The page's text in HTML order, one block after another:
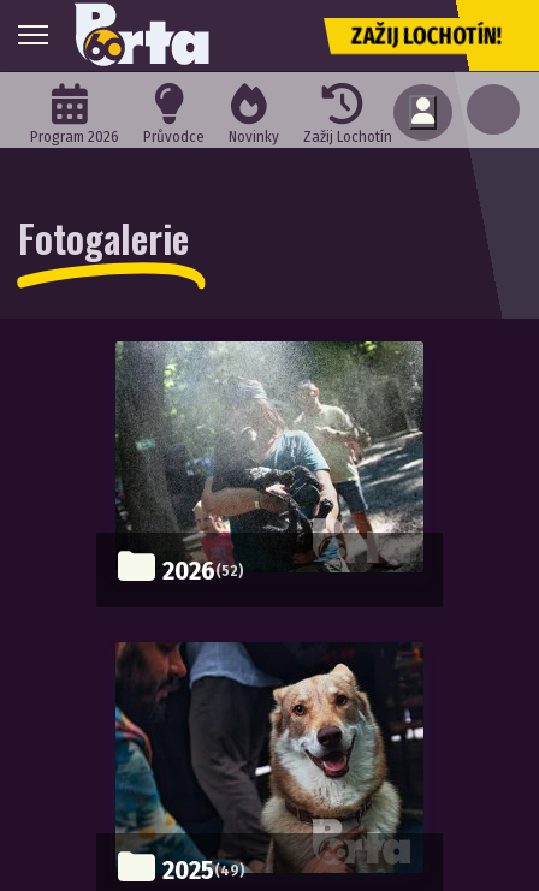
ZAŽIJ LOCHOTÍN!
Program 2026 Průvodce Novinky Zažij Lochotín
Fotogalerie
2026(52)
2025(49)